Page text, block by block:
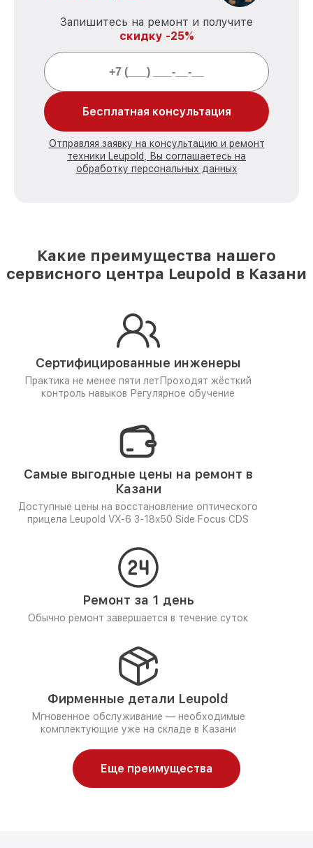
Запишитесь на ремонт и получите
скидку -25%
Бесплатная консультация
Отправляя заявку на консультацию и ремонт
техники Leupold, Вы соглашаетесь на
обработку персональных данных
Какие преимущества нашего
сервисного центра Leupold в Казани
Сертифицированные инженеры
Практика не менее пяти лет Проходят жёсткий
контроль навыков Регулярное обучение
Самые выгодные цены на ремонт в
Казани
Доступные цены на восстановление оптического
прицела Leupold VX-6 3-18x50 Side Focus CDS
Ремонт за 1 день
Обычно ремонт завершается в течение суток
Фирменные детали Leupold
Мгновенное обслуживание — необходимые
комплектующие уже на складе в Казани
Еще преимущества